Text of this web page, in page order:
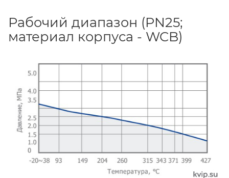
Рабочий диапазон (PN25;
материал корпуса - WCB)